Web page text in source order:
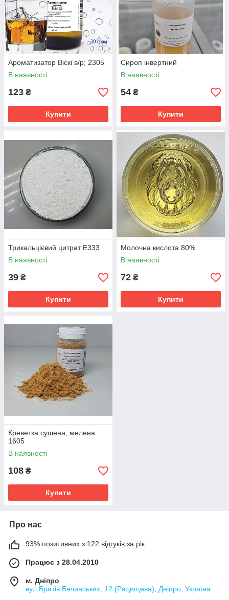
Ароматизатор Віскі в/р; 2305
В наявності
123 ₴
Купити
Сироп інвертний
В наявності
54 ₴
Купити
Трикальцієвий цитрат Е333
В наявності
39 ₴
Купити
Молочна кислота 80%
В наявності
72 ₴
Купити
Креветка сушена, мелена
1605
В наявності
108 ₴
Купити
Про нас
93% позитивних з 122 відгуків за рік
Працює з 28.04.2010
м. Дніпро
вул.Братів Бачинських, 12 (Радищева), Дніпро, Україна